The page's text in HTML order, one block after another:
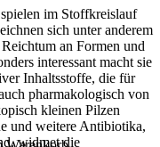
im Stoffkreislauf
sich unter anderem
an Formen und
interessant macht sie
Inhaltsstoffe, die für
pharmakologisch von
kleinen Pilzen
und weitere Antibiotika,
widmet die